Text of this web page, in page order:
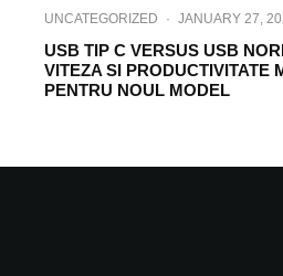
UNCATEGORIZED · JANUARY 27,
USB TIP C VERSUS USB
VITEZA SI PRODUCTIVITATE
PENTRU NOUL MODEL